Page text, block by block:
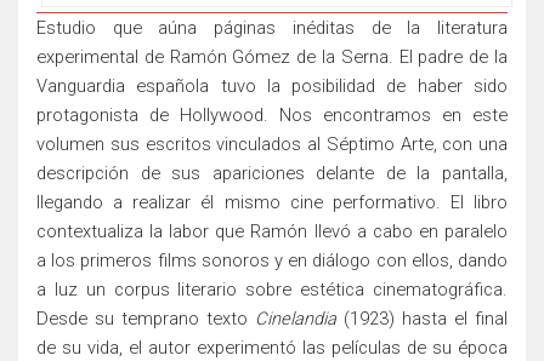
Estudio que aúna páginas inéditas de la literatura
experimental de Ramón Gómez de la Serna. El padre de la
Vanguardia española tuvo la posibilidad de haber sido
protagonista de Hollywood. Nos encontramos en este
volumen sus escritos vinculados al Séptimo Arte, con una
descripción de sus apariciones delante de la pantalla,
llegando a realizar él mismo cine performativo. El libro
contextualiza la labor que Ramón llevó a cabo en paralelo
a los primeros films sonoros y en diálogo con ellos, dando
a luz un corpus literario sobre estética cinematográfica.
Desde su temprano texto Cinelandia (1923) hasta el final
de su vida, el autor experimentó las películas de su época